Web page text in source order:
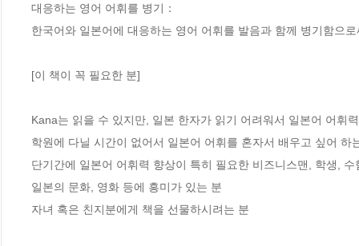
대응하는 영어 어휘를 병기：
한국어와 일본어에 대응하는 영어 어휘를 발음과 함께 병기함으
[이 책이 꼭 필요한 분]
Kana는 읽을 수 있지만, 일본 한자가 읽기 어려워서 일본어 어휘
학원에 다닐 시간이 없어서 일본어 어휘를 혼자서 배우고 싶어 하
단기간에 일본어 어휘력 향상이 특히 필요한 비즈니스맨, 학생, 수
일본의 문화, 영화 등에 흥미가 있는 분
자녀 혹은 친지분에게 책을 선물하시려는 분